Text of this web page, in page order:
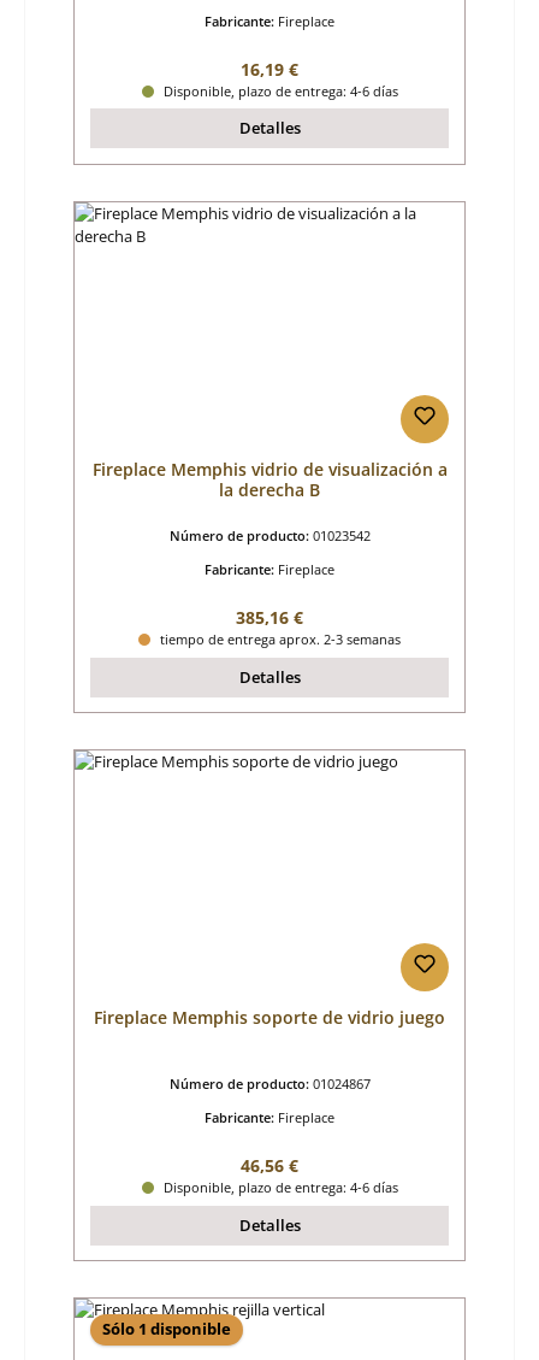
Fabricante: Fireplace
Precio normal:
16,19 €
Disponible, plazo de entrega: 4-6 días
Detalles
Fireplace Memphis vidrio de visualización a
la derecha B
Número de producto: 01023542
Fabricante: Fireplace
Precio normal:
385,16 €
tiempo de entrega aprox. 2-3 semanas
Detalles
Fireplace Memphis soporte de vidrio juego
Número de producto: 01024867
Fabricante: Fireplace
Precio normal:
46,56 €
Disponible, plazo de entrega: 4-6 días
Detalles
Sólo 1 disponible